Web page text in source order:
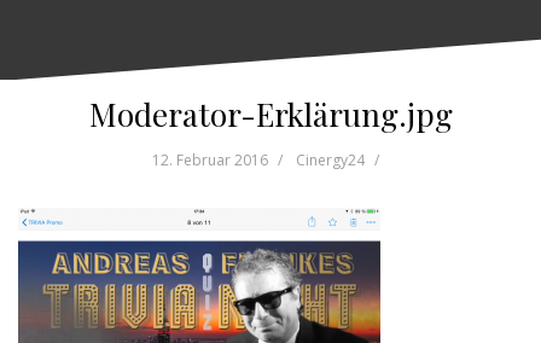
Moderator-Erklärung.jpg
12. Februar 2016 Cinergy24